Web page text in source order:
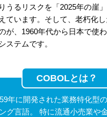
うるリスクを「2025年の崖
ています。そして、老朽化
が、1960年代から日本で使
ステムです。
COBOLとは？
年に開発された業務特化型
グ言語。 特に流通小売業や